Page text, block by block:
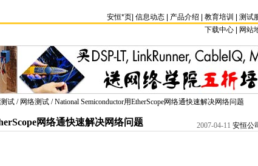
安恒*页 信息动态 产品介绍 教育培训 测试
下载中心 | 网站
试 / 网络测试 / National Semiconductor用EtherScope网络通快速解决网络问题
2007-04-11 安恒公
网络通快速解决网络问题